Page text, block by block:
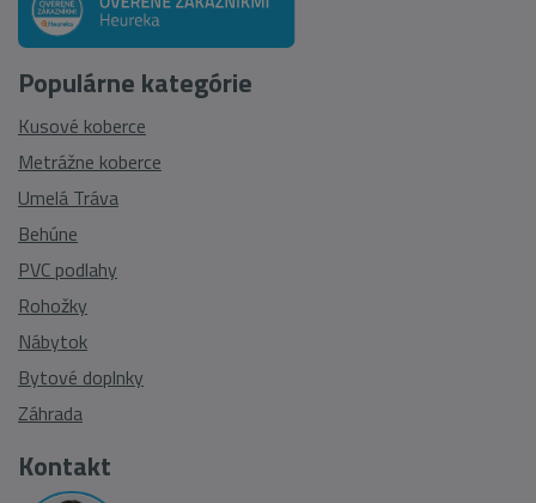
Populárne kategórie
Kusové koberce
Metrážne koberce
Umelá Tráva
Behúne
PVC podlahy
Rohožky
Nábytok
Bytové doplnky
Záhrada
Kontakt